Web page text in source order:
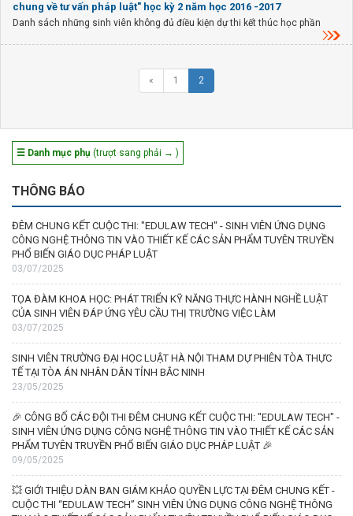
chung về tư vấn pháp luật" học kỳ 2 năm học 2016 -2017
Danh sách những sinh viên không đủ điều kiện dự thi kết thúc học phần
« 1 2
☰ Danh mục phụ (trượt sang phải → )
THÔNG BÁO
ĐÊM CHUNG KẾT CUỘC THI: "EDULAW TECH" - SINH VIÊN ỨNG DỤNG
CÔNG NGHỆ THÔNG TIN VÀO THIẾT KẾ CÁC SẢN PHẨM TUYÊN TRUYỀN
PHỔ BIẾN GIÁO DỤC PHÁP LUẬT
03/07/2025
TỌA ĐÀM KHOA HỌC: PHÁT TRIỂN KỸ NĂNG THỰC HÀNH NGHỀ LUẬT
CỦA SINH VIÊN ĐÁP ỨNG YÊU CẦU THỊ TRƯỜNG VIỆC LÀM
03/07/2025
SINH VIÊN TRƯỜNG ĐẠI HỌC LUẬT HÀ NỘI THAM DỰ PHIÊN TÒA THỰC
TẾ TẠI TÒA ÁN NHÂN DÂN TỈNH BẮC NINH
23/05/2025
🎉 CÔNG BỐ CÁC ĐỘI THI ĐÊM CHUNG KẾT CUỘC THI: "EDULAW TECH" -
SINH VIÊN ỨNG DỤNG CÔNG NGHỆ THÔNG TIN VÀO THIẾT KẾ CÁC SẢN
PHẨM TUYÊN TRUYỀN PHỔ BIẾN GIÁO DỤC PHÁP LUẬT 🎉
09/05/2025
💥 GIỚI THIỆU DÀN BAN GIÁM KHẢO QUYỀN LỰC TẠI ĐÊM CHUNG KẾT -
CUỘC THI “EDULAW TECH” SINH VIÊN ỨNG DỤNG CÔNG NGHỆ THÔNG